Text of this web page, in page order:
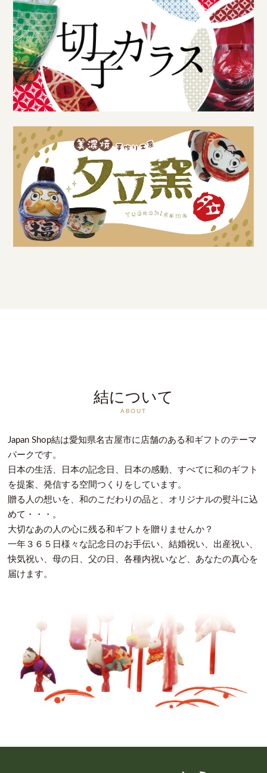
結について
ABOUT
Japan Shop結は愛知県名古屋市に店舗のある和ギフトのテーマ
パークです。
日本の生活、日本の記念日、日本の感動、すべてに和のギフト
を提案、発信する空間つくりをしています。
贈る人の想いを、和のこだわりの品と、オリジナルの熨斗に込
めて・・・。
大切なあの人の心に残る和ギフトを贈りませんか？
一年３６５日様々な記念日のお手伝い、結婚祝い、出産祝い、
快気祝い、母の日、父の日、各種内祝いなど、あなたの真心を
届けます。